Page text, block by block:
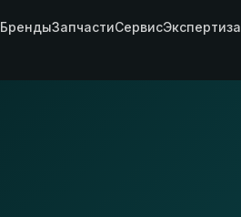
БрендыЗапчастиСервисЭкспертиза